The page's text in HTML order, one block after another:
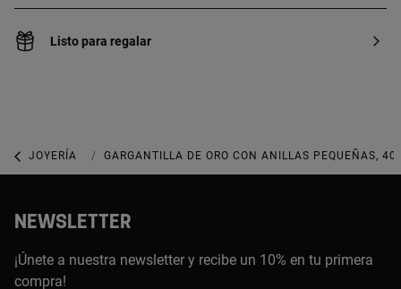
Listo para regalar
JOYERÍA JOYAS DE ORO
GARGANTILLA DE ORO CON ANILLAS PEQUEÑAS,
NEWSLETTER
¡Únete a nuestra newsletter y recibe un 10% en tu primera
compra!